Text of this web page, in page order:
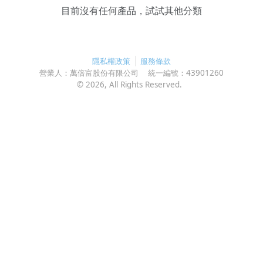
目前沒有任何產品，試試其他分類
隱私權政策
服務條款
營業人： 萬倍富股份有限公司 統一編號： 43901260
© 2026, All Rights Reserved.